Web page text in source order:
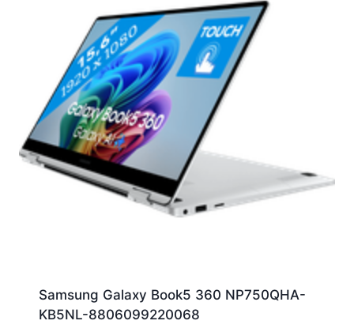
Samsung Galaxy Book5 360 NP750QHA-
KB5NL-8806099220068